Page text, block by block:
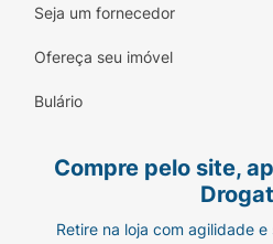
Seja um fornecedor
Ofereça seu imóvel
Bulário
Compre pelo site,
Retire na loja com agilidade